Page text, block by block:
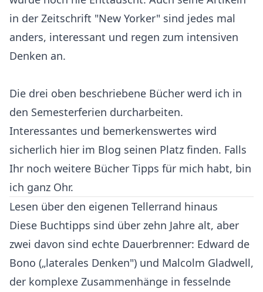
in der Zeitschrift "New Yorker" sind jedes mal
anders, interessant und regen zum intensiven
Denken an.
Die drei oben beschriebene Bücher werd ich in
den Semesterferien durcharbeiten.
Interessantes und bemerkenswertes wird
sicherlich hier im Blog seinen Platz finden. Falls
Ihr noch weitere Bücher Tipps für mich habt, bin
ich ganz Ohr.
Lesen über den eigenen Tellerrand hinaus
Diese Buchtipps sind über zehn Jahre alt, aber
zwei davon sind echte Dauerbrenner: Edward de
Bono („laterales Denken") und Malcolm Gladwell,
der komplexe Zusammenhänge in fesselnde